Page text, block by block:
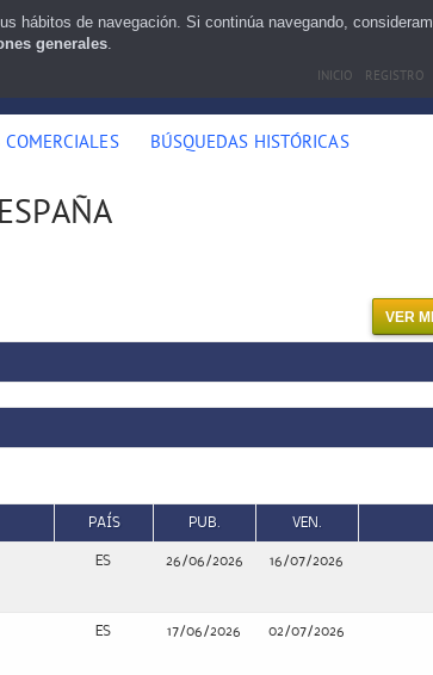
INICIO REGISTRO
COMERCIALES BÚSQUEDAS HISTÓRICAS
VER
PAÍS PUB. VEN.
ES 26/06/2026 16/07/2026
ES 17/06/2026 02/07/2026
hábitos de navegación. Si continúa navegando,
generales.